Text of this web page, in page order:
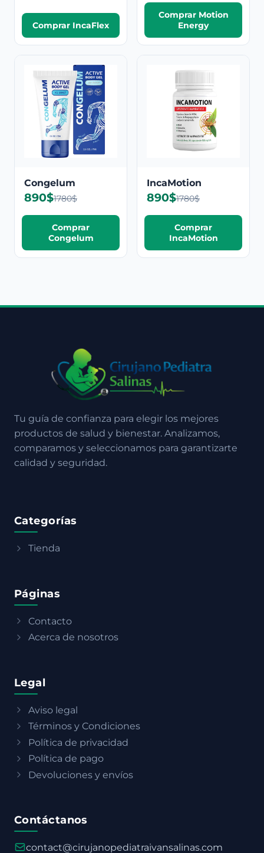
Comprar IncaFlex
Comprar Motion
Energy
Congelum
890$1780$
Comprar
Congelum
IncaMotion
890$1780$
Comprar
IncaMotion
Tu guía de confianza para elegir los mejores
productos de salud y bienestar. Analizamos,
comparamos y seleccionamos para garantizarte
calidad y seguridad.
Categorías
Tienda
Páginas
Contacto
Acerca de nosotros
Legal
Aviso legal
Términos y Condiciones
Política de privacidad
Política de pago
Devoluciones y envíos
Contáctanos
contact@cirujanopediatraivansalinas.com